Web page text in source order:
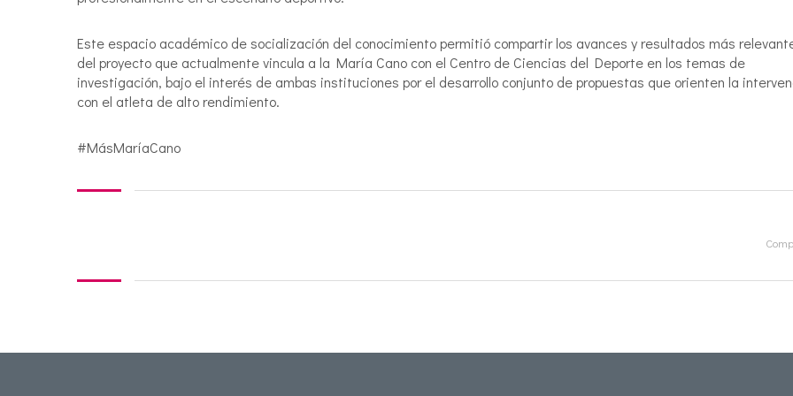
Este espacio académico de socialización del conocimiento permitió compartir los avances y resultados más
del proyecto que actualmente vincula a la María Cano con el Centro de Ciencias del Deporte en los temas de
investigación, bajo el interés de ambas instituciones por el desarrollo conjunto de propuestas que orienten la
con el atleta de alto rendimiento.
#MásMaríaCano